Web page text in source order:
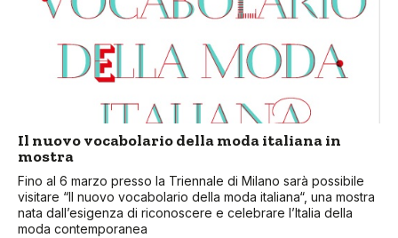
Il nuovo vocabolario della moda italiana in
mostra
Fino al 6 marzo presso la Triennale di Milano sarà possibile
visitare “Il nuovo vocabolario della moda italiana“, una mostra
nata dall’esigenza di riconoscere e celebrare l’Italia della
moda contemporanea